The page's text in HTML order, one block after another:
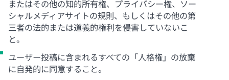
またはその他の知的所有権、プライバシー権、ソー
シャルメディアサイトの規則、もしくはその他の第
三者の法的または道義的権利を侵害していないこ
と。
ユーザー投稿に含まれるすべての「人格権」の放棄
に自発的に同意すること。